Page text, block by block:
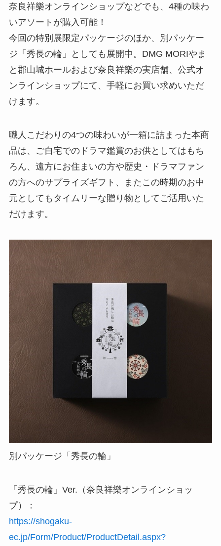
奈良祥樂オンラインショップなどでも、4種の味わ
いアソートが購入可能！
今回の特別展限定パッケージのほか、別パッケー
ジ「秀長の輪」としても展開中。DMG MORIやま
と郡山城ホールおよび奈良祥樂の実店舗、公式オ
ンラインショップにて、手軽にお買い求めいただ
けます。
職人こだわりの4つの味わいが一箱に詰まった本商
品は、ご自宅でのドラマ鑑賞のお供としてはもち
ろん、遠方にお住まいの方や歴史・ドラマファン
の方へのサプライズギフト、またこの時期のお中
元としてもタイムリーな贈り物としてご活用いた
だけます。
別パッケージ「秀長の輪」
「秀長の輪」Ver.（奈良祥樂オンラインショッ
プ）：
https://shogaku-
ec.jp/Form/Product/ProductDetail.aspx?